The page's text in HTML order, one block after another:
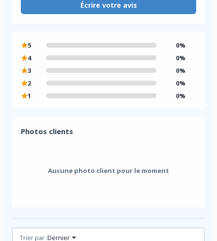
Écrire votre avis
★5 0%
★4 0%
★3 0%
★2 0%
★1 0%
Photos clients
Aucune photo client pour le moment
Avis (0)
Trier par :Dernier